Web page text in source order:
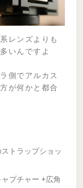
レンズよりも
いんですよ
側でアルカス
が何かと都合
トラップショッ
プチャー +広角